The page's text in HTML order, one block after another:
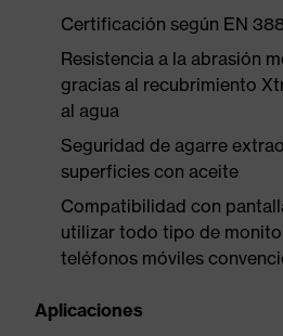
Certificación según EN 388
Resistencia a la abrasión
gracias al recubrimiento
al agua
Seguridad de agarre
superficies con aceite
Compatibilidad con
utilizar todo tipo de
teléfonos móviles
Aplicaciones